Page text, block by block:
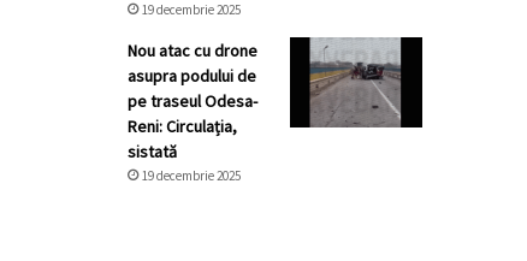
19 decembrie 2025
Nou atac cu drone
asupra podului de
pe traseul Odesa-
Reni: Circulația,
sistată
19 decembrie 2025